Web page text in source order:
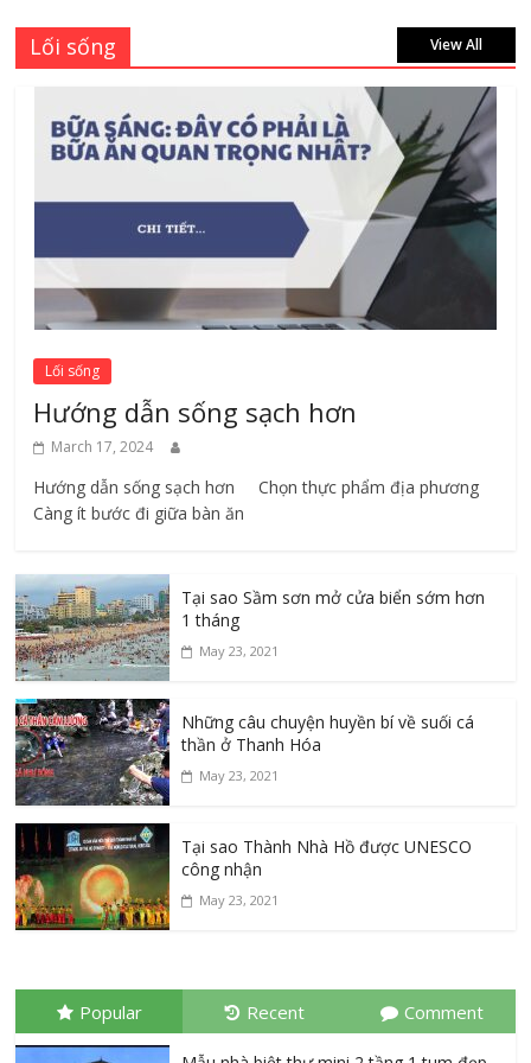
Lối sống View All
Lối sống
Hướng dẫn sống sạch hơn
March 17, 2024
Hướng dẫn sống sạch hơn Chọn thực phẩm địa phương ​
Càng ít bước đi giữa bàn ăn
Tại sao Sầm sơn mở cửa biển sớm hơn
1 tháng
May 23, 2021
Những câu chuyện huyền bí về suối cá
thần ở Thanh Hóa
May 23, 2021
Tại sao Thành Nhà Hồ được UNESCO
công nhận
May 23, 2021
Popular Recent Comment